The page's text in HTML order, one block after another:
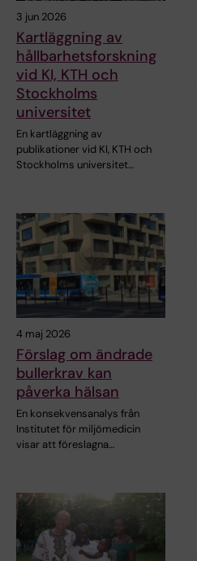
3 jun 2026
Kartläggning av
hållbarhetsforskning
vid KI, KTH och
Stockholms
universitet
En kartläggning av
publikationer vid KI, KTH och
Stockholms universitet…
4 maj 2026
Förslag om ändrade
bullerkrav kan
påverka hälsan
En konsekvensanalys från
Institutet för miljömedicin
visar att föreslagna…